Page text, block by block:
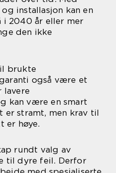
installasjon kan en
i 2040 år eller mer
den ikke
brukte
også være et
lavere
kan være en smart
stramt, men krav til
er høye.
rundt valg av
til dyre feil. Derfor